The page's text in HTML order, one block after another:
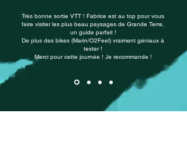
Très bonne sortie VTT ! Fabrice est au top pour vous
faire visiter les plus beau paysages de Grande Terre,
un guide parfait !
De plus des bikes (Marin/O2Feel) vraiment géniaux à
tester !
Merci pour cette journée ! Je recommande !